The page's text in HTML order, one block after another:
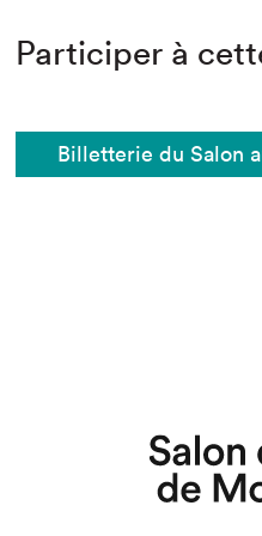
Participer à
Billetterie du Salon